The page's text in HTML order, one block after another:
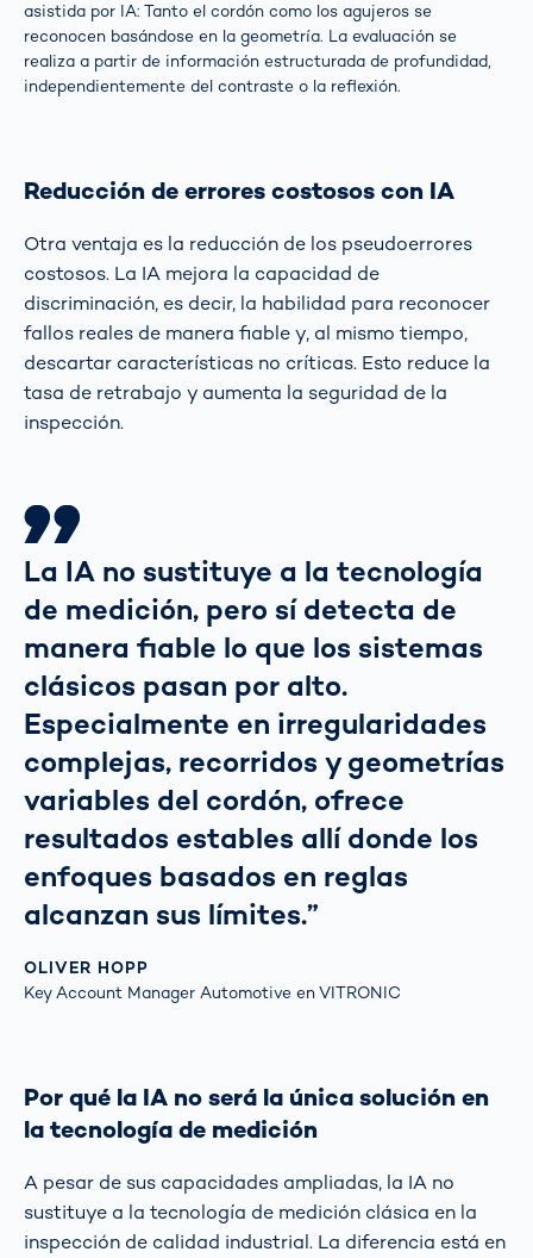
asistida por IA: Tanto el cordón como los agujeros se
reconocen basándose en la geometría. La evaluación se
realiza a partir de información estructurada de profundidad,
independientemente del contraste o la reflexión.
Reducción de errores costosos con IA
Otra ventaja es la reducción de los pseudoerrores
costosos. La IA mejora la capacidad de
discriminación, es decir, la habilidad para reconocer
fallos reales de manera fiable y, al mismo tiempo,
descartar características no críticas. Esto reduce la
tasa de retrabajo y aumenta la seguridad de la
inspección.
La IA no sustituye a la tecnología
de medición, pero sí detecta de
manera fiable lo que los sistemas
clásicos pasan por alto.
Especialmente en irregularidades
complejas, recorridos y geometrías
variables del cordón, ofrece
resultados estables allí donde los
enfoques basados en reglas
alcanzan sus límites.”
OLIVER HOPP
Key Account Manager Automotive en VITRONIC
Por qué la IA no será la única solución en
la tecnología de medición
A pesar de sus capacidades ampliadas, la IA no
sustituye a la tecnología de medición clásica en la
inspección de calidad industrial. La diferencia está en